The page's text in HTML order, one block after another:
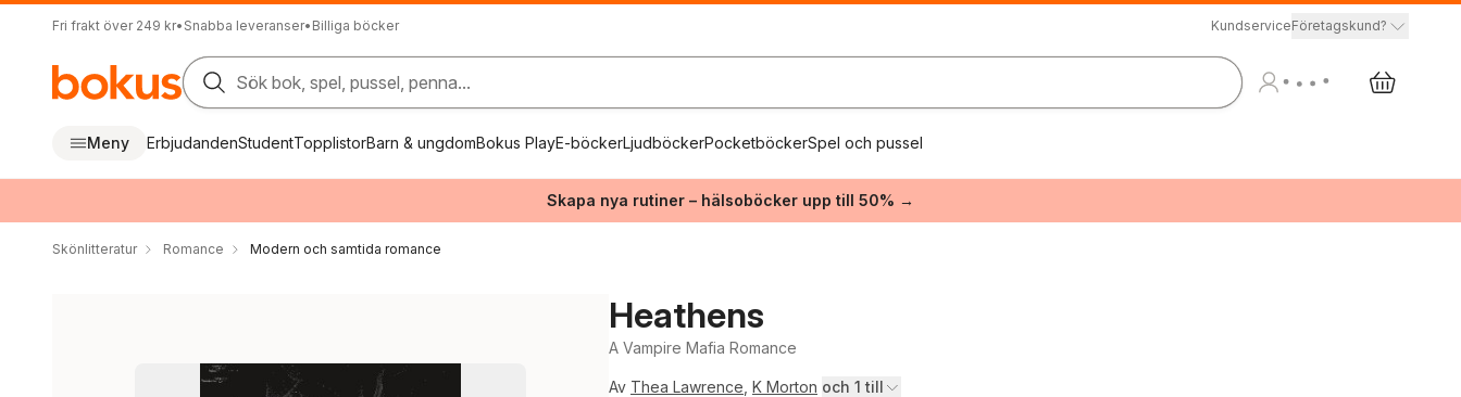
Fri frakt över 249 kr• Snabba leveranser• Billiga böcker KundserviceFöretagskund?
Sök bok, spel, pussel, penna...
Meny ErbjudandenStudentTopplistorBarn & ungdomBokus PlayE-böckerLjudböckerPocketböckerSpel och pussel
Skapa nya rutiner – hälsoböcker upp till 50% →
Skönlitteratur Romance Modern och samtida romance
Heathens
A Vampire Mafia Romance
Av Thea Lawrence K Morton och 1 till